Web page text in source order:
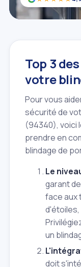
Top 3
votre
Pour vous
sécurité de
(94340), voici
prendre en
blindage de
Le
garant
face aux
un
doit